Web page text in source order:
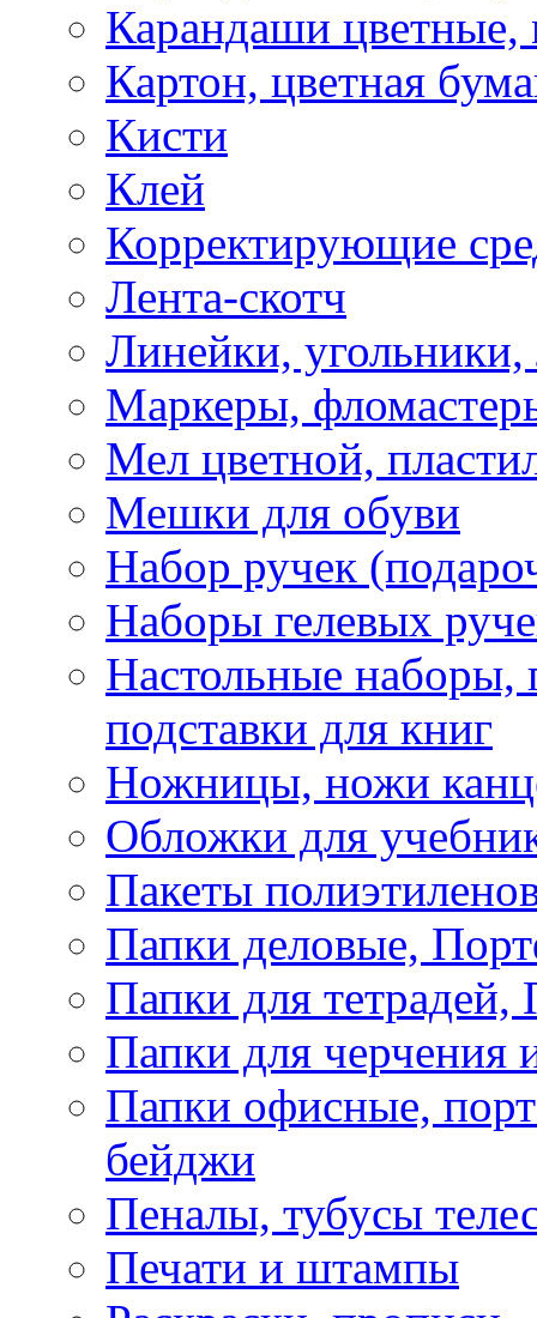
Карандаши цветные,
Картон, цветная
Кисти
Клей
Корректирующие
Лента-скотч
Линейки, угольники,
Маркеры,
Мел цветной,
Мешки для обуви
Набор ручек
Наборы гелевых
Настольные наборы,
подставки для книг
Ножницы, ножи
Обложки для
Пакеты
Папки деловые,
Папки для тетрадей,
Папки для черчения
Папки офисные,
бейджи
Пеналы, тубусы
Печати и штампы